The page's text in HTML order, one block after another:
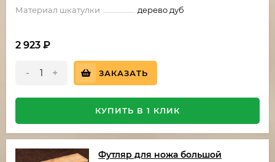
Материал шкатулки
дерево дуб
2 923 ₽
- + ЗАКАЗАТЬ
КУПИТЬ В 1 КЛИК
Футляр для ножа большой